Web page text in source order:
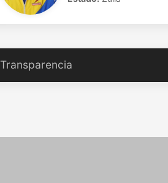
Transparencia